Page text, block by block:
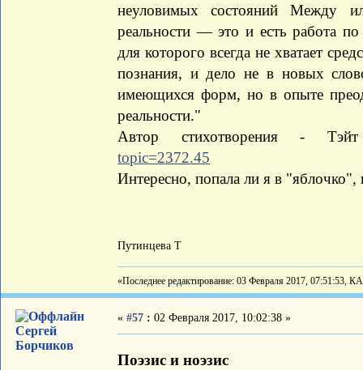
неуловимых состояний Между
реальности — это и есть работа
для которого всегда не хватает
познания, и дело не в новых
имеющихся форм, но в опыте
реальности."
Автор стихотворения -
topic=2372.45
Интересно, попала ли я в
Путинцева Т
«Последнее редактирование: 03 Февраля 2017, 07:51:53,
Сергей
Борчиков
« #57 : 02 Февраля 2017, 10:02:38 »
Поэзис и ноэзис